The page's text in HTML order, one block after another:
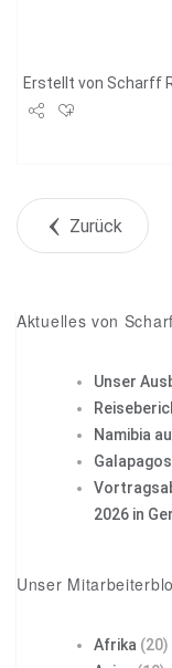
Erstellt von Scharff
+1Zurück
Aktuelles von
Unser
Namibia
2026 in
Unser
Afrika (20)